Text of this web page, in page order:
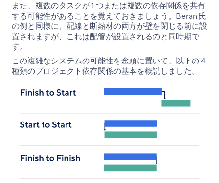
また、複数のタスクが 1 つまたは複数の依存関係を共有
する可能性があることを覚えておきましょう。Beran 氏
の例と同様に、配線と断熱材の両方が壁を閉じる前に設
置されますが、これは配管が設置されるのと同時期で
す。
この複雑なシステムの可能性を念頭に置いて、以下の 4
種類のプロジェクト依存関係の基本を概説しました。